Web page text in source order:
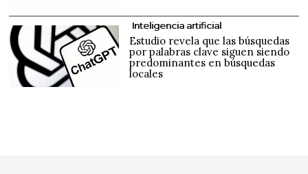
Inteligencia artificial
Estudio revela que las búsquedas
por palabras clave siguen siendo
predominantes en búsquedas
locales